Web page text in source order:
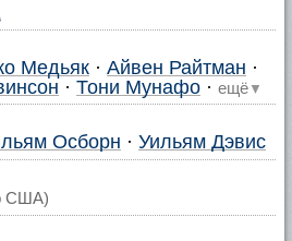
Медьяк · Айвен Райтман ·
· Тони Мунафо · ещё ▼
Осборн · Уильям Дэвис
США)